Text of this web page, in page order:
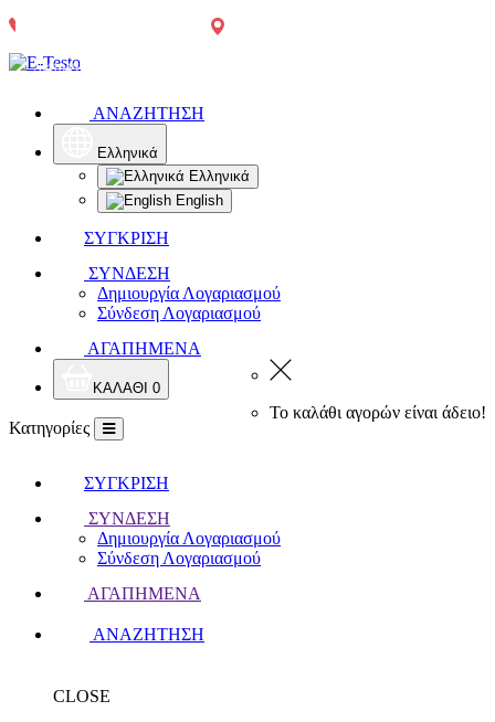
2641049567
ΑΝΑΖΗΤΗΣΗ
Ελληνικά
Ελληνικά
English
ΣΥΓΚΡΙΣΗ
ΣΥΝΔΕΣΗ
Δημιουργία Λογαριασμού
Σύνδεση Λογαριασμού
ΑΓΑΠΗΜΕΝΑ
ΚΑΛΑΘΙ 0
Το καλάθι αγορών είναι άδειο!
Κατηγορίες
ΣΥΓΚΡΙΣΗ
ΣΥΝΔΕΣΗ
Δημιουργία Λογαριασμού
Σύνδεση Λογαριασμού
ΑΓΑΠΗΜΕΝΑ
ΑΝΑΖΗΤΗΣΗ
CLOSE